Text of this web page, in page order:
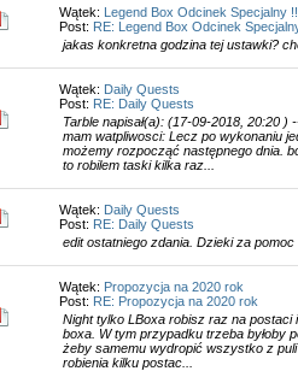
Wątek: Legend Box Odcinek Specjalny
Post: RE: Legend Box Odcinek
jakas konkretna godzina tej ustawki?
Wątek: Daily Quests
Post: RE: Daily Quests
Tarble napisał(a): (17-09-2018, 20:20 )
mam watpliwosci: Lecz po wykonaniu
możemy rozpocząć następnego dnia.
to robilem taski kilka raz...
Wątek: Daily Quests
Post: RE: Daily Quests
edit ostatniego zdania. Dzieki za pomoc
Wątek: Propozycja na 2020 rok
Post: RE: Propozycja na 2020 rok
Night tylko LBoxa robisz raz na postaci
boxa. W tym przypadku trzeba byłoby
żeby samemu wydropić wszystko z
robienia kilku postac...